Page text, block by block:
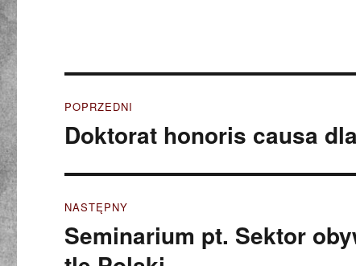
wpisu
POPRZEDNI
Poprzedni
Doktorat honoris causa
NASTĘPNY
Następny
wpis:
Seminarium pt. Sektor